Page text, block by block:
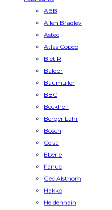
ABB
Allen Bradley
Astec
Atlas Copco
B et R
Baldor
Baumuller
BBC
Beckhoff
Berger Lahr
Bosch
Celsa
Eberle
Fanuc
Gec Alsthom
Hakko
Heidenhain